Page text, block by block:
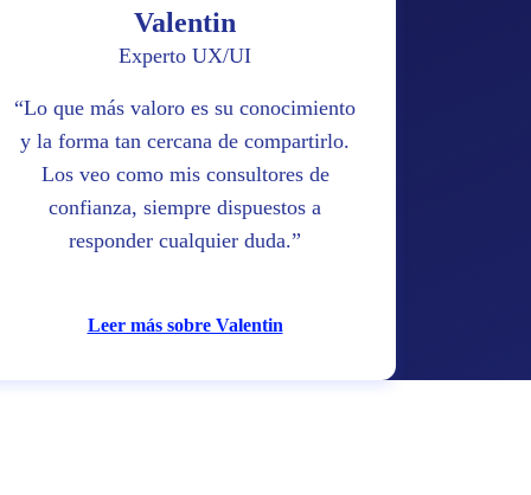
Valentin
Experto UX/UI
Lo que más valoro es su conocimiento
y la forma tan cercana de compartirlo.
Los veo como mis consultores de
confianza, siempre dispuestos a
responder cualquier duda.
Leer más sobre Valentin